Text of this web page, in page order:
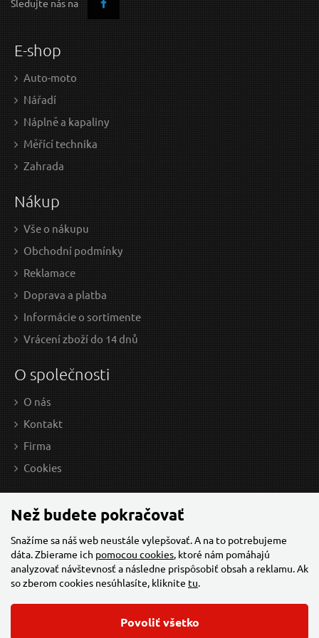
N OVINKA
70.66 EUR bez DPH
Skladem
64,59 EUR / Ks
52.51 EUR bez DPH
Otevřený plochý úderový klíč, rozměr 55 mm
Sledujte nás na
E-shop
Auto-moto
Nářadí
Náplně a kapaliny
Měřící technika
Zahrada
Nákup
Vše o nákupu
Obchodní podmínky
Reklamace
Doprava a platba
Informácie o sortimente
Vrácení zboží do 14 dnů
O společnosti
O nás
Kontakt
Firma
Cookies
Než budete pokračovať
Snažíme sa náš web neustále vylepšovať. A na to potrebujeme
dáta. Zbierame ich pomocou cookies, ktoré nám pomáhajú
analyzovať návštevnosť a následne prispôsobiť obsah a reklamu. Ak
so zberom cookies nesúhlasíte, kliknite tu.
Povoliť všetko